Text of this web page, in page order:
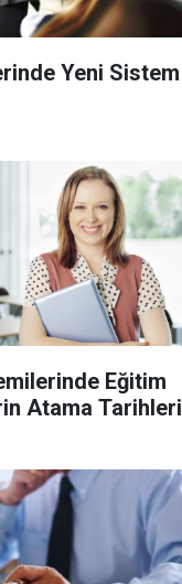
Yeni Sistem
Eğitim
Atama Tarihleri